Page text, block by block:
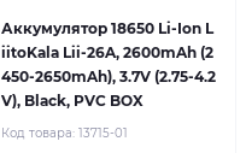
Аккумулятор 18650 Li-Ion L
iitoKala Lii-26A, 2600mAh (2
450-2650mAh), 3.7V (2.75-4.2
V), Black, PVC BOX
Код товара: 13715-01